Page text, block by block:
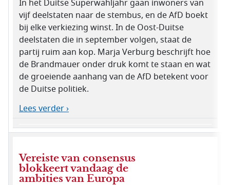
In het Duitse Superwahljahr gaan inwoners van
vijf deelstaten naar de stembus, en de AfD boekt
bij elke verkiezing winst. In de Oost-Duitse
deelstaten die in september volgen, staat de
partij ruim aan kop. Marja Verburg beschrijft hoe
de Brandmauer onder druk komt te staan en wat
de groeiende aanhang van de AfD betekent voor
de Duitse politiek.
Lees verder ›
Vereiste van consensus
blokkeert vandaag de
ambities van Europa